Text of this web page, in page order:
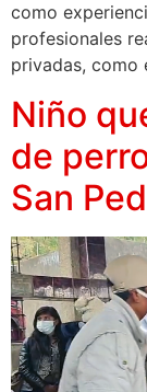
como
profesionales
privadas, como
Niño
de
San